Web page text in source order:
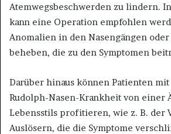
Atemwegsbeschwerden zu lindern.
kann eine Operation empfohlen
Anomalien in den Nasengängen
beheben, die zu den Symptomen
Darüber hinaus können Patienten
Rudolph-Nasen-Krankheit von einer
Lebensstils profitieren, wie z. B. der
Auslösern, die die Symptome